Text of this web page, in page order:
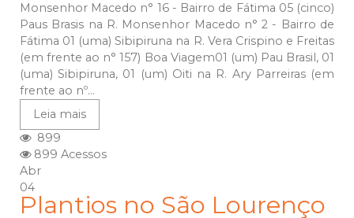
Monsenhor Macedo n° 16 - Bairro de Fátima 05 (cinco)
Paus Brasis na R. Monsenhor Macedo n° 2 - Bairro de
Fátima 01 (uma) Sibipiruna na R. Vera Crispino e Freitas
(em frente ao n° 157) Boa Viagem01 (um) Pau Brasil, 01
(uma) Sibipiruna, 01 (um) Oiti na R. Ary Parreiras (em
frente ao nº...
Leia mais
899
899 Acessos
Abr
04
Plantios no São Lourenço